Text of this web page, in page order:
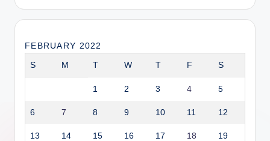
FEBRUARY 2022
S M T W T F S
1 2 3 4 5
6 7 8 9 10 11 12
13 14 15 16 17 18 19